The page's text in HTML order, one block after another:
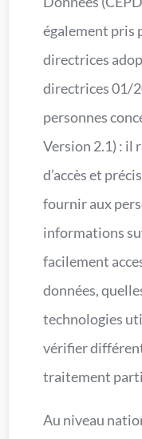
également pris
directrices
directrices 01/
personnes
Version 2.1) : il
d’accès et
fournir aux
informations
facilement
données,
technologies
vérifier
traitement
Au niveau